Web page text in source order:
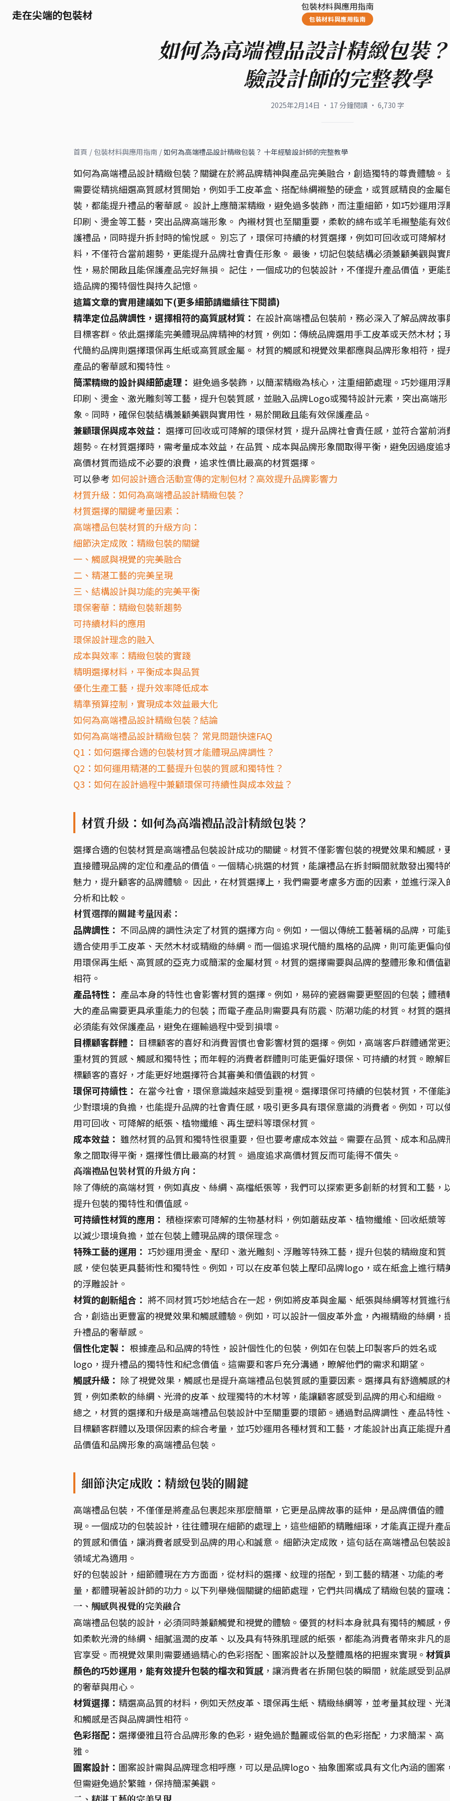
走在尖端的包裝材
包裝材料與應用指南
包裝材料與應用指南
如何為高端禮品設計精緻包裝
驗設計師的完整教學
2025年2月14日 · 17 分鐘閱讀 · 6,730 字
首頁 / 包裝材料與應用指南 / 如何為高端禮品設計精緻包裝？ 十年經驗設計師的完整教學
如何為高端禮品設計精緻包裝？關鍵在於將品牌精神與產品完美融合，創造獨特的尊貴體驗。
需要從精挑細選高質感材質開始，例如手工皮革盒、搭配絲綢襯墊的硬盒，或質感精良的金屬
裝，都能提升禮品的奢華感。 設計上應簡潔精緻，避免過多裝飾，而注重細節，如巧妙運用浮
印刷、燙金等工藝，突出品牌高端形象。 內襯材質也至關重要，柔軟的綿布或羊毛襯墊能有效
護禮品，同時提升拆封時的愉悅感。 別忘了，環保可持續的材質選擇，例如可回收或可降解材
料，不僅符合當前趨勢，更能提升品牌社會責任形象。 最後，切記包裝結構必須兼顧美觀與實
性，易於開啟且能保護產品完好無損。 記住，一個成功的包裝設計，不僅提升產品價值，更能
造品牌的獨特個性與持久記憶。
這篇文章的實用建議如下(更多細節請繼續往下閱讀)
精準定位品牌調性，選擇相符的高質感材質： 在設計高端禮品包裝前，務必深入了解品牌故事
目標客群。依此選擇能完美體現品牌精神的材質，例如：傳統品牌選用手工皮革或天然木材；
代簡約品牌則選擇環保再生紙或高質感金屬。 材質的觸感和視覺效果都應與品牌形象相符，提
產品的奢華感和獨特性。
簡潔精緻的設計與細節處理： 避免過多裝飾，以簡潔精緻為核心，注重細節處理。巧妙運用浮
印刷、燙金、激光雕刻等工藝，提升包裝質感，並融入品牌Logo或獨特設計元素，突出高端形
象。同時，確保包裝結構兼顧美觀與實用性，易於開啟且能有效保護產品。
兼顧環保與成本效益： 選擇可回收或可降解的環保材質，提升品牌社會責任感，並符合當前消
趨勢。在材質選擇時，需考量成本效益，在品質、成本與品牌形象間取得平衡，避免因過度追
高價材質而造成不必要的浪費，追求性價比最高的材質選擇。
可以參考如何設計適合活動宣傳的定制包材？高效提升品牌影響力
材質升級：如何為高端禮品設計精緻包裝？
材質選擇的關鍵考量因素：
高端禮品包裝材質的升級方向：
細節決定成敗：精緻包裝的關鍵
一、觸感與視覺的完美融合
二、精湛工藝的完美呈現
三、結構設計與功能的完美平衡
環保奢華：精緻包裝新趨勢
可持續材料的應用
環保設計理念的融入
成本與效率：精緻包裝的實踐
精明選擇材料，平衡成本與品質
優化生產工藝，提升效率降低成本
精準預算控制，實現成本效益最大化
如何為高端禮品設計精緻包裝？結論
如何為高端禮品設計精緻包裝？ 常見問題快速FAQ
Q1：如何選擇合適的包裝材質才能體現品牌調性？
Q2：如何運用精湛的工藝提升包裝的質感和獨特性？
Q3：如何在設計過程中兼顧環保可持續性與成本效益？
材質升級：如何為高端禮品設計精緻包裝？
選擇合適的包裝材質是高端禮品包裝設計成功的關鍵。材質不僅影響包裝的視覺效果和觸感，
直接體現品牌的定位和產品的價值。一個精心挑選的材質，能讓禮品在拆封瞬間就散發出獨特
魅力，提升顧客的品牌體驗。 因此，在材質選擇上，我們需要考慮多方面的因素，並進行深入
分析和比較。
材質選擇的關鍵考量因素：
品牌調性： 不同品牌的調性決定了材質的選擇方向。例如，一個以傳統工藝著稱的品牌，可能
適合使用手工皮革、天然木材或精緻的絲綢。而一個追求現代簡約風格的品牌，則可能更偏向
用環保再生紙、高質感的亞克力或簡潔的金屬材質。材質的選擇需要與品牌的整體形象和價值
相符。
產品特性： 產品本身的特性也會影響材質的選擇。例如，易碎的瓷器需要更堅固的包裝；體積
大的產品需要更具承重能力的包裝；而電子產品則需要具有防震、防潮功能的材質。材質的選
必須能有效保護產品，避免在運輸過程中受到損壞。
目標顧客群體： 目標顧客的喜好和消費習慣也會影響材質的選擇。例如，高端客戶群體通常更
重材質的質感、觸感和獨特性；而年輕的消費者群體則可能更偏好環保、可持續的材質。瞭解
標顧客的喜好，才能更好地選擇符合其審美和價值觀的材質。
環保可持續性： 在當今社會，環保意識越來越受到重視。選擇環保可持續的包裝材質，不僅能
少對環境的負擔，也能提升品牌的社會責任感，吸引更多具有環保意識的消費者。例如，可以
用可回收、可降解的紙張、植物纖維、再生塑料等環保材質。
成本效益： 雖然材質的品質和獨特性很重要，但也要考慮成本效益。需要在品質、成本和品牌
象之間取得平衡，選擇性價比最高的材質。 過度追求高價材質反而可能得不償失。
高端禮品包裝材質的升級方向：
除了傳統的高端材質，例如真皮、絲綢、高檔紙張等，我們可以探索更多創新的材質和工藝，
提升包裝的獨特性和價值感。
可持續性材質的應用： 積極探索可降解的生物基材料，例如蘑菇皮革、植物纖維、回收紙漿等
以減少環境負擔，並在包裝上體現品牌的環保理念。
特殊工藝的運用： 巧妙運用燙金、壓印、激光雕刻、浮雕等特殊工藝，提升包裝的精緻度和質
感，使包裝更具藝術性和獨特性。例如，可以在皮革包裝上壓印品牌logo，或在紙盒上進行精
的浮雕設計。
材質的創新組合： 將不同材質巧妙地結合在一起，例如將皮革與金屬、紙張與絲綢等材質進行
合，創造出更豐富的視覺效果和觸感體驗。例如，可以設計一個皮革外盒，內襯精緻的絲綢，
升禮品的奢華感。
個性化定製： 根據產品和品牌的特性，設計個性化的包裝，例如在包裝上印製客戶的姓名或
logo，提升禮品的獨特性和紀念價值。這需要和客戶充分溝通，瞭解他們的需求和期望。
觸感升級： 除了視覺效果，觸感也是提升高端禮品包裝質感的重要因素。選擇具有舒適觸感的
質，例如柔軟的絲綢、光滑的皮革、紋理獨特的木材等，能讓顧客感受到品牌的用心和細緻。
總之，材質的選擇和升級是高端禮品包裝設計中至關重要的環節。通過對品牌調性、產品特性、
目標顧客群體以及環保因素的綜合考量，並巧妙運用各種材質和工藝，才能設計出真正能提升
品價值和品牌形象的高端禮品包裝。
細節決定成敗：精緻包裝的關鍵
高端禮品包裝，不僅僅是將產品包裹起來那麼簡單，它更是品牌故事的延伸，是品牌價值的體
現。一個成功的包裝設計，往往體現在細節的處理上，這些細節的精雕細琢，才能真正提升產
的質感和價值，讓消費者感受到品牌的用心和誠意。 細節決定成敗，這句話在高端禮品包裝設
領域尤為適用。
好的包裝設計，細節體現在方方面面，從材料的選擇、紋理的搭配，到工藝的精湛、功能的考
量，都體現著設計師的功力。以下列舉幾個關鍵的細節處理，它們共同構成了精緻包裝的靈魂：
一、觸感與視覺的完美融合
高端禮品包裝的設計，必須同時兼顧觸覺和視覺的體驗。優質的材料本身就具有獨特的觸感，
如柔軟光滑的絲綢、細膩溫潤的皮革、以及具有特殊肌理感的紙張，都能為消費者帶來非凡的
官享受。而視覺效果則需要通過精心的色彩搭配、圖案設計以及整體風格的把握來實現。 材質
顏色的巧妙運用，能有效提升包裝的檔次和質感，讓消費者在拆開包裝的瞬間，就能感受到品
的奢華與用心。
材質選擇： 精選高品質的材料，例如天然皮革、環保再生紙、精緻絲綢等，並考量其紋理、光
和觸感是否與品牌調性相符。
色彩搭配： 選擇優雅且符合品牌形象的色彩，避免過於豔麗或俗氣的色彩搭配，力求簡潔、高
雅。
圖案設計： 圖案設計需與品牌理念相呼應，可以是品牌logo、抽象圖案或具有文化內涵的圖案，
但需避免過於繁雜，保持簡潔美觀。